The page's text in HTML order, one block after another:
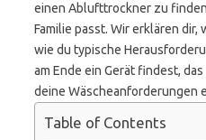
einen Ablufttrockner zu
Familie passt. Wir erklären
wie du typische
am Ende ein Gerät findest,
deine Wäscheanforderungen
Table of Contents